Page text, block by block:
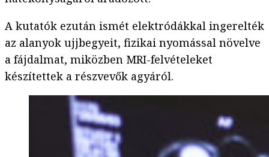
A kutatók ezután ismét elektródákkal ingerelték
az alanyok ujjbegyeit, fizikai nyomással növelve
a fájdalmat, miközben MRI-felvételeket
készítettek a részvevők agyáról.